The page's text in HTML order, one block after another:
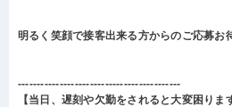
明るく笑顔で接客出来る方からのご応募お
-------------------------------------------
【当日、遅刻や欠勤をされると大変困り